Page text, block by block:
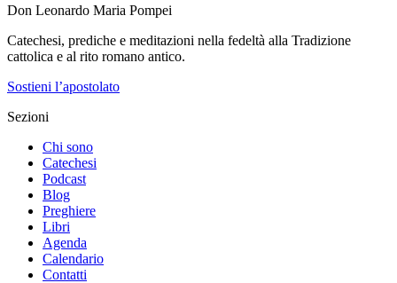
Don Leonardo Maria Pompei
Catechesi, prediche e meditazioni nella fedeltà alla Tradizione
cattolica e al rito romano antico.
Sostieni l’apostolato
Sezioni
Chi sono
Catechesi
Podcast
Blog
Preghiere
Libri
Agenda
Calendario
Contatti